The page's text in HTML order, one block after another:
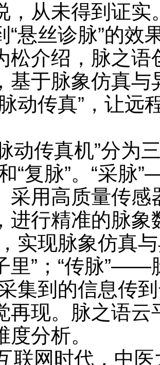
，从未得到证实
“悬丝诊脉”的效
松介绍，脉之语
基于脉象仿真与
动传真”，让远
动传真机”分为
“复脉”。“采脉
采用高质量传
进行精准的脉象
实现脉象仿真
里”；“传脉”——
集到的信息传
再现。脉之语云
度分析。
联网时代，中